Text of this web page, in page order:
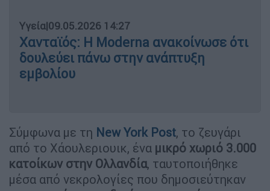
Υγεία|09.05.2026 14:27
Χανταϊός: Η Moderna ανακοίνωσε ότι
δουλεύει πάνω στην ανάπτυξη
εμβολίου
Σύμφωνα με τη New York Post, το ζευγάρι
από το Χάουλεριουικ, ένα μικρό χωριό 3.000
κατοίκων στην Ολλανδία, ταυτοποιήθηκε
μέσα από νεκρολογίες που δημοσιεύτηκαν